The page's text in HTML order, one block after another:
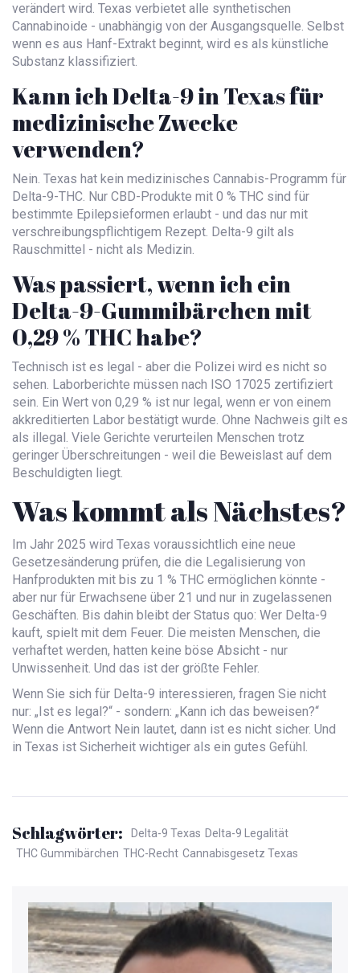
verändert wird. Texas verbietet alle synthetischen
Cannabinoide - unabhängig von der Ausgangsquelle. Selbst
wenn es aus Hanf-Extrakt beginnt, wird es als künstliche
Substanz klassifiziert.
Kann ich Delta-9 in Texas für
medizinische Zwecke
verwenden?
Nein. Texas hat kein medizinisches Cannabis-Programm für
Delta-9-THC. Nur CBD-Produkte mit 0 % THC sind für
bestimmte Epilepsieformen erlaubt - und das nur mit
verschreibungspflichtigem Rezept. Delta-9 gilt als
Rauschmittel - nicht als Medizin.
Was passiert, wenn ich ein
Delta-9-Gummibärchen mit
0,29 % THC habe?
Technisch ist es legal - aber die Polizei wird es nicht so
sehen. Laborberichte müssen nach ISO 17025 zertifiziert
sein. Ein Wert von 0,29 % ist nur legal, wenn er von einem
akkreditierten Labor bestätigt wurde. Ohne Nachweis gilt es
als illegal. Viele Gerichte verurteilen Menschen trotz
geringer Überschreitungen - weil die Beweislast auf dem
Beschuldigten liegt.
Was kommt als Nächstes?
Im Jahr 2025 wird Texas voraussichtlich eine neue
Gesetzesänderung prüfen, die die Legalisierung von
Hanfprodukten mit bis zu 1 % THC ermöglichen könnte -
aber nur für Erwachsene über 21 und nur in zugelassenen
Geschäften. Bis dahin bleibt der Status quo: Wer Delta-9
kauft, spielt mit dem Feuer. Die meisten Menschen, die
verhaftet werden, hatten keine böse Absicht - nur
Unwissenheit. Und das ist der größte Fehler.
Wenn Sie sich für Delta-9 interessieren, fragen Sie nicht
nur: „Ist es legal?“ - sondern: „Kann ich das beweisen?“
Wenn die Antwort Nein lautet, dann ist es nicht sicher. Und
in Texas ist Sicherheit wichtiger als ein gutes Gefühl.
Schlagwörter: Delta-9 Texas Delta-9 Legalität
THC Gummibärchen THC-Recht Cannabisgesetz Texas